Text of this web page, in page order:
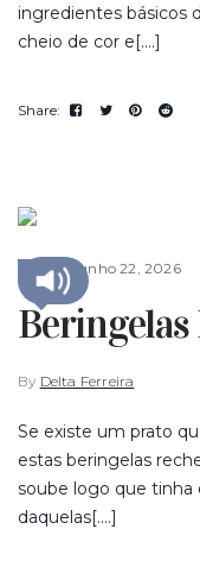
ingredientes básicos
cheio de cor e[....]
FOOD junho 22, 2026
Beringelas
By Delta Ferreira
Se existe um prato
estas beringelas
soube logo que tinha
daquelas[....]